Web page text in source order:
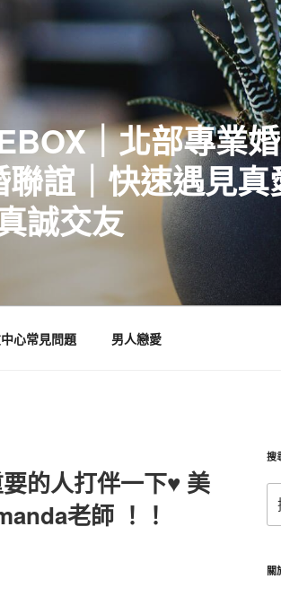
｜北部專業
誼｜快速遇見
誠交友
心常見問題 男人戀愛
的人打伴一下♥ 美
老師 ！！
搜
尋
關
關